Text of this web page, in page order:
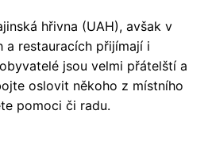
hřivna (UAH), avšak v
a restauracích přijímají i
jsou velmi přátelští a
oslovit někoho z místního
pomoci či radu.